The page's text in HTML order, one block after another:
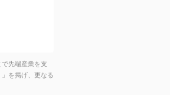
先端産業を支
を掲げ、更なる